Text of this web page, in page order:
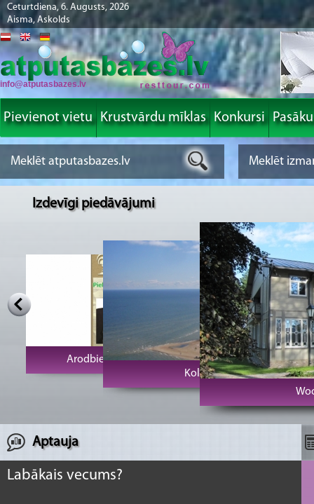
Ceturtdiena, 6. Augusts, 2026
Aisma, Askolds
info@atputasbazes.lv
Pievienot vietu Krustvārdu mīklas Konkursi
Izdevīgi piedāvājumi
Kolkas rags un bāka
Arodbiedrību klubs Vecrīga
Aptauja
Labākais vecums?